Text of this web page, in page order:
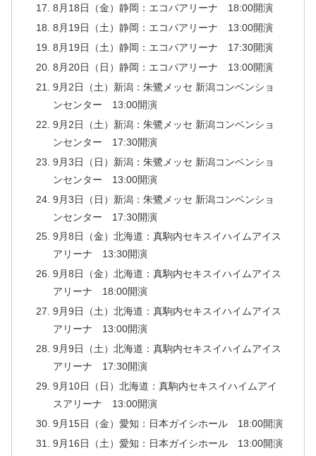
8月18日（金）静岡：エコパアリーナ 18:00開演
8月19日（土）静岡：エコパアリーナ 13:00開演
8月19日（土）静岡：エコパアリーナ 17:30開演
8月20日（日）静岡：エコパアリーナ 13:00開演
9月2日（土）新潟：朱鷺メッセ 新潟コンベンショ
ンセンター 13:00開演
9月2日（土）新潟：朱鷺メッセ 新潟コンベンショ
ンセンター 17:30開演
9月3日（日）新潟：朱鷺メッセ 新潟コンベンショ
ンセンター 13:00開演
9月3日（日）新潟：朱鷺メッセ 新潟コンベンショ
ンセンター 17:30開演
9月8日（金）北海道：真駒内セキスイハイムアイス
アリーナ 13:30開演
9月8日（金）北海道：真駒内セキスイハイムアイス
アリーナ 18:00開演
9月9日（土）北海道：真駒内セキスイハイムアイス
アリーナ 13:00開演
9月9日（土）北海道：真駒内セキスイハイムアイス
アリーナ 17:30開演
9月10日（日）北海道：真駒内セキスイハイムアイ
スアリーナ 13:00開演
9月15日（金）愛知：日本ガイシホール 18:00開演
9月16日（土）愛知：日本ガイシホール 13:00開演